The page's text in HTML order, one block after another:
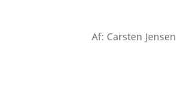
Af: Carsten Jensen